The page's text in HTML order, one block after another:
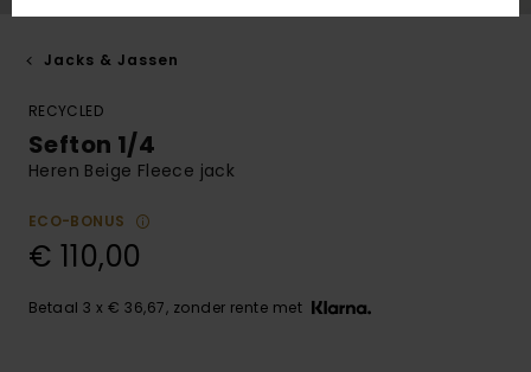
Jacks & Jassen
RECYCLED
Sefton 1/4
Heren Beige Fleece jack
ECO-BONUS
€ 110,00
Betaal 3 x € 36,67, zonder rente met